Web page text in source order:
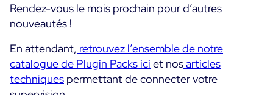
Rendez-vous le mois prochain pour d’autres
nouveautés !
En attendant, retrouvez l’ensemble de notre
catalogue de Plugin Packs ici et nosarticles
techniques permettant de connecter votre